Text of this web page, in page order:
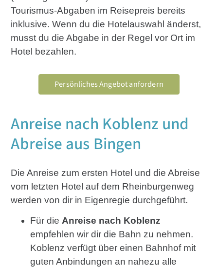
Tourismus-Abgaben im Reisepreis bereits
inklusive. Wenn du die Hotelauswahl änderst,
musst du die Abgabe in der Regel vor Ort im
Hotel bezahlen.
Persönliches Angebot anfordern
Anreise nach Koblenz und
Abreise aus Bingen
Die Anreise zum ersten Hotel und die Abreise
vom letzten Hotel auf dem Rheinburgenweg
werden von dir in Eigenregie durchgeführt.
Für die Anreise nach Koblenz
empfehlen wir dir die Bahn zu nehmen.
Koblenz verfügt über einen Bahnhof mit
guten Anbindungen an nahezu alle